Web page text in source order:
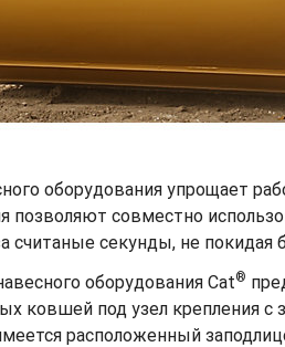
оборудования упрощает
позволяют совместно
секунды, не покидая
оборудования Cat®
ковшей под узел крепления
расположенный